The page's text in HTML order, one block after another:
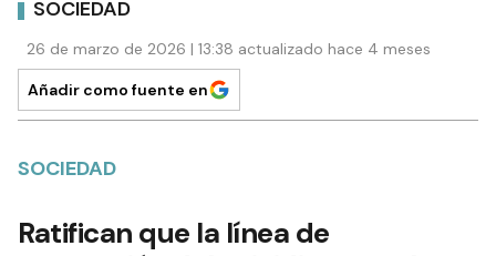
SOCIEDAD
26 de marzo de 2026 | 13:38 actualizado hace 4 meses
Añadir como fuente en
SOCIEDAD
Ratifican que la línea de